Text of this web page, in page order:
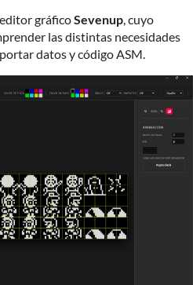
gráficoSevenup , cuyo
las distintas necesidades
datos y código ASM.